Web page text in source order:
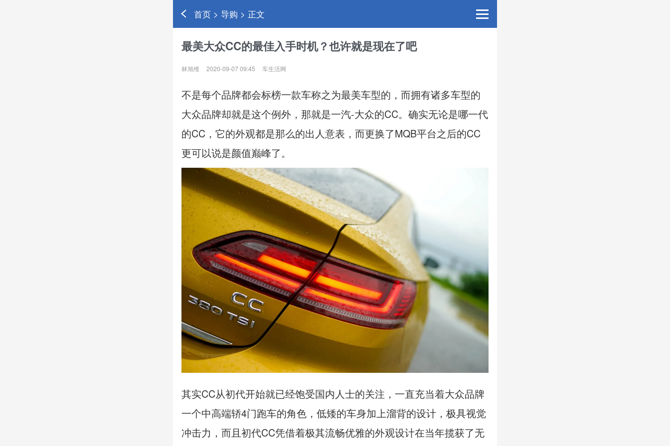
首页 > 导购 > 正文
最美大众CC的最佳入手时机？也许就是现在了吧
林旭维 2020-09-07 09:45 车生活网
不是每个品牌都会标榜一款车称之为最美车型的，而拥有诸多车型的
大众品牌却就是这个例外，那就是一汽-大众的CC。确实无论是哪一代
的CC，它的外观都是那么的出人意表，而更换了MQB平台之后的CC
更可以说是颜值巅峰了。
其实CC从初代开始就已经饱受国内人士的关注，一直充当着大众品牌
一个中高端轿4门跑车的角色，低矮的车身加上溜背的设计，极具视觉
冲击力，而且初代CC凭借着极其流畅优雅的外观设计在当年揽获了无